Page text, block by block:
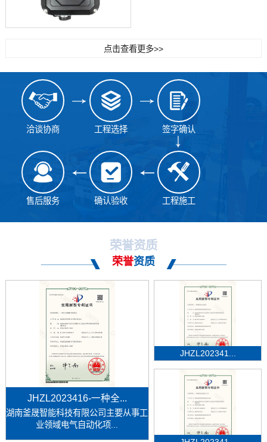
点击查看更多>>
洽谈协商 工程选择 签字确认
售后服务 确认验收 工程施工
荣誉资质
荣誉资质
JHZL2023416-一种全...
湖南釜晟智能科技有限公司主要从事工
业领域电气自动化项...
JHZL202341...